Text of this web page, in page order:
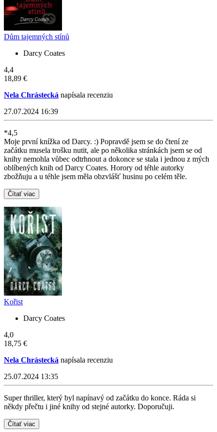
Dům tajemných stínů
Darcy Coates
4,4
18,89 €
Nela Chrástecká napísala recenziu
27.07.2024 16:39
*4,5
Moje první knížka od Darcy. :) Popravdě jsem se do čtení ze
začátku musela trošku nutit, ale po několika stránkách jsem se od
knihy nemohla vůbec odtrhnout a dokonce se stala i jednou z mých
oblíbených knih od Darcy Coates. Horory od téhle autorky
zbožňuju a u téhle jsem měla obzvlášť husinu po celém těle.
Čítať viac
Kořist
Darcy Coates
4,0
18,75 €
Nela Chrástecká napísala recenziu
25.07.2024 13:35
Super thriller, který byl napínavý od začátku do konce. Ráda si
někdy přečtu i jiné knihy od stejné autorky. Doporučuji.
Čítať viac